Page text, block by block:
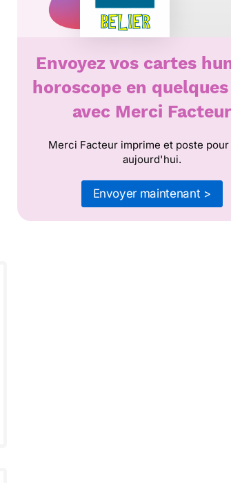
Envoyez vos cartes
horoscope en
avec Merci Facteur
Merci Facteur imprime et poste
aujourd'hui.
Envoyer maintenant >